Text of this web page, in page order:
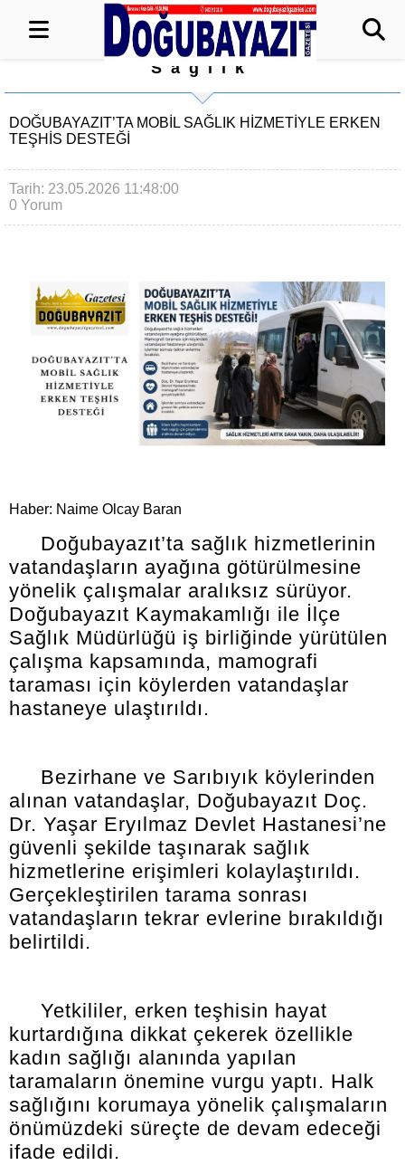
Sağlık
DOĞUBAYAZIT’TA MOBİL SAĞLIK HİZMETİYLE ERKEN
TEŞHİS DESTEĞİ
Tarih: 23.05.2026 11:48:00
0 Yorum
Haber: Naime Olcay Baran
Doğubayazıt’ta sağlık hizmetlerinin
vatandaşların ayağına götürülmesine
yönelik çalışmalar aralıksız sürüyor.
Doğubayazıt Kaymakamlığı ile İlçe
Sağlık Müdürlüğü iş birliğinde yürütülen
çalışma kapsamında, mamografi
taraması için köylerden vatandaşlar
hastaneye ulaştırıldı.
Bezirhane ve Sarıbıyık köylerinden
alınan vatandaşlar, Doğubayazıt Doç.
Dr. Yaşar Eryılmaz Devlet Hastanesi’ne
güvenli şekilde taşınarak sağlık
hizmetlerine erişimleri kolaylaştırıldı.
Gerçekleştirilen tarama sonrası
vatandaşların tekrar evlerine bırakıldığı
belirtildi.
Yetkililer, erken teşhisin hayat
kurtardığına dikkat çekerek özellikle
kadın sağlığı alanında yapılan
taramaların önemine vurgu yaptı. Halk
sağlığını korumaya yönelik çalışmaların
önümüzdeki süreçte de devam edeceği
ifade edildi.